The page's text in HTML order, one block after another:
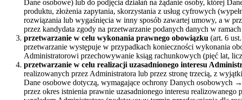
Dane osobowe) lub do podjęcia działań na żądanie osoby, której
produktu, złożenia zapytania, skorzystania z usług cyfrowych
rozwiązania lub wygaśnięcia w inny sposób zawartej umowy, a w
przez kandydata zgody na przetwarzanie podanych danych w
przetwarzanie w celu wykonania prawnego obowiązku (art. 6
przetwarzanie występuje w przypadkach konieczności wykonania
Administratorowi przechowywanie ksiąg rachunkowych (pięć lat,
przetwarzanie w celu realizacji uzasadnionego interesu
realizowanych przez Administratora lub przez stronę trzecią, z
Dane osobowe dotyczą, wymagające ochrony Danych osobowych
przez okres istnienia prawnie uzasadnionego interesu